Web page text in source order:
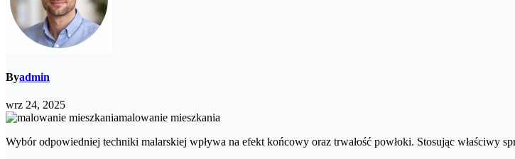
Byadmin
wrz 24, 2025
malowanie mieszkania
Wybór odpowiedniej techniki malarskiej wpływa na efekt końcowy oraz trwałość powłoki. Stosując właściwy